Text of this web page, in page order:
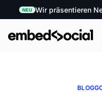
NEU Wir präsentieren
BLOG